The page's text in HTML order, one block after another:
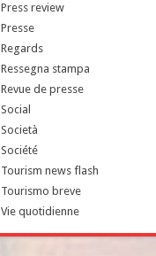
Press review
Presse
Regards
Ressegna stampa
Revue de presse
Social
Società
Société
Tourism news flash
Tourismo breve
Vie quotidienne